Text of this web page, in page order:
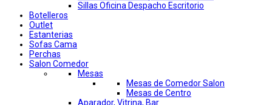
Sillas Oficina Despacho Escritorio
Botelleros
Outlet
Estanterias
Sofas Cama
Perchas
Salon Comedor
Mesas
Mesas de Comedor Salon
Mesas de Centro
Aparador, Vitrina, Bar